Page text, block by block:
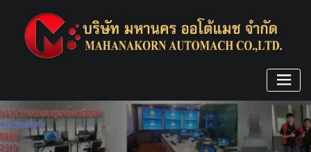
content